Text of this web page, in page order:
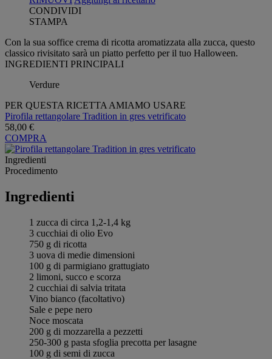
CONDIVIDI
STAMPA
Con la sua soffice crema di ricotta aromatizzata alla zucca, questo
classico rivisitato sarà un piatto perfetto per il tuo Halloween.
INGREDIENTI PRINCIPALI
Verdure
PER QUESTA RICETTA AMIAMO USARE
Pirofila rettangolare Tradition in gres vetrificato
58,00 €
COMPRA
Ingredienti
Procedimento
Ingredienti
1 zucca di circa 1,2-1,4 kg
3 cucchiai di olio Evo
750 g di ricotta
3 uova di medie dimensioni
100 g di parmigiano grattugiato
2 limoni, succo e scorza
2 cucchiai di salvia tritata
Vino bianco (facoltativo)
Sale e pepe nero
Noce moscata
200 g di mozzarella a pezzetti
250-300 g pasta sfoglia precotta per lasagne
100 g di semi di zucca